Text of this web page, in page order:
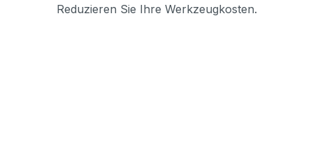
Reduzieren Sie Ihre Werkzeugkosten.